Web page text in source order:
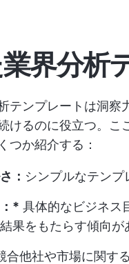
界分析
テンプレートは洞察
けるのに役立つ。こ
つか紹介する：
： シンプルなテンプ
* 具体的なビジネス
果をもたらす傾向が
合他社や市場に関す